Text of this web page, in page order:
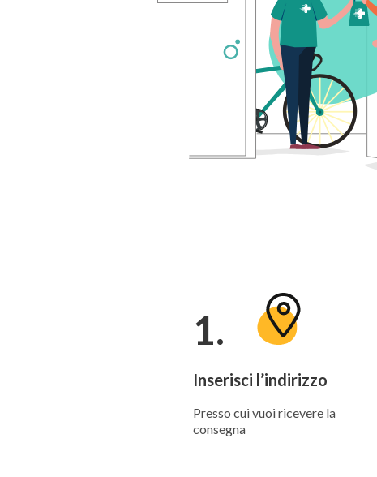
1.
Inserisci l’indirizzo
Presso cui vuoi ricevere la
consegna